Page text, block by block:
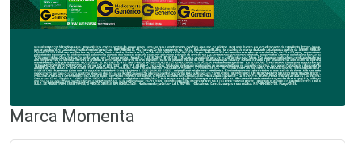
Marca Momenta